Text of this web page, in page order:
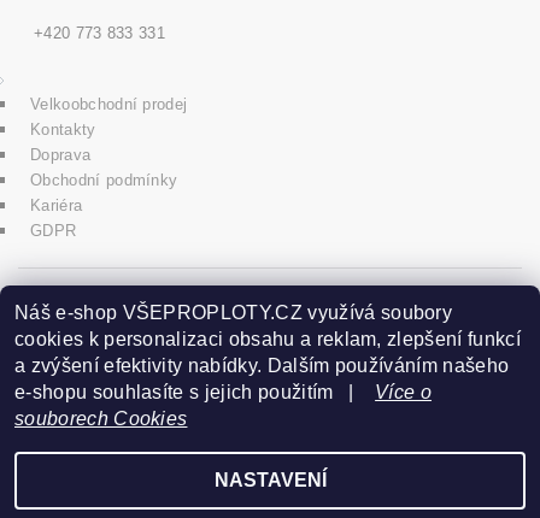
+420 773 833 331
Velkoobchodní prodej
Kontakty
Doprava
Obchodní podmínky
Kariéra
GDPR
icons8.com
Praha - Herink
+420 606 020 266
2026 ©www.vseproploty.cz, všechna práva vyhrazena
Náš e-shop VŠEPROPLOTY.CZ využívá soubory
cookies k personalizaci obsahu a reklam, zlepšení funkcí
a zvýšení efektivity nabídky. Dalším používáním našeho
e-shopu souhlasíte s jejich použitím | Více o
souborech Cookies
NASTAVENÍ